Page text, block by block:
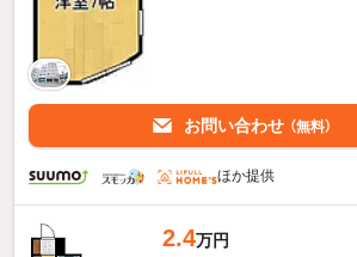
お問い合わせ （無料）
ほか提供
2.4万円